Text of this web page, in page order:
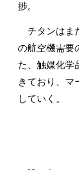
捗。
チタンはま
の航空機需要
た、触媒化学
きており、マ
していく。